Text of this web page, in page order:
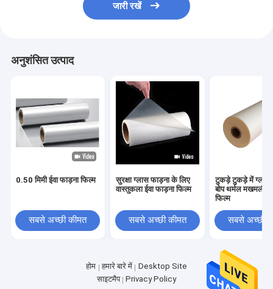
जारी रखें
अनुशंसित उत्पाद
0.50 मिमी ईवा फाड़ना फिल्म
सबसे अच्छी कीमत
सुरक्षा ग्लास फाड़ना के लिए
वास्तुकला ईवा फाड़ना फिल्म
सबसे अच्छी कीमत
टुकड़े टुकड़े में ग्लास
बोप थर्मल मखमली
फिल्म
सबसे अच्छी
होम हमारे बारे में
Desktop Site
साइटमैप
Privacy Policy